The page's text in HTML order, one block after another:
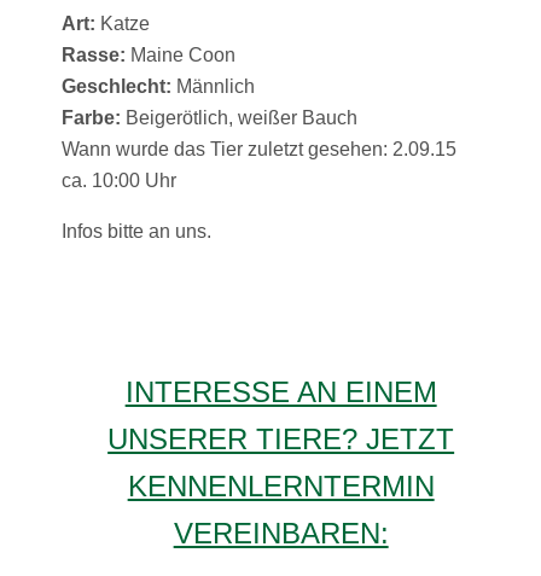
Art: Katze
Rasse: Maine Coon
Geschlecht: Männlich
Farbe: Beigerötlich, weißer Bauch
Wann wurde das Tier zuletzt gesehen: 2.09.15
ca. 10:00 Uhr
Infos bitte an uns.
INTERESSE AN EINEM
UNSERER TIERE? JETZT
KENNENLERNTERMIN
VEREINBAREN: